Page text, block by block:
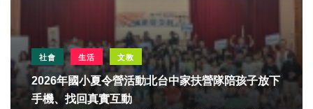
社會 生活 文教
2026年國小夏令營活動北台中家扶營隊陪孩子放下
手機、找回真實互動